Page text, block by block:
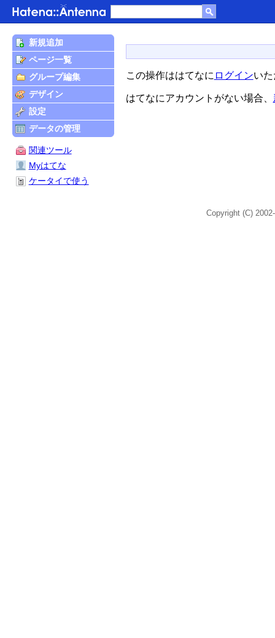
この操作ははてなに ログインい
はてなにアカウントがない場合、
新規追加
ページ一覧
グループ編集
デザイン
設定
データの管理
関連ツール
Myはてな
ケータイで使う
Copyright (C)